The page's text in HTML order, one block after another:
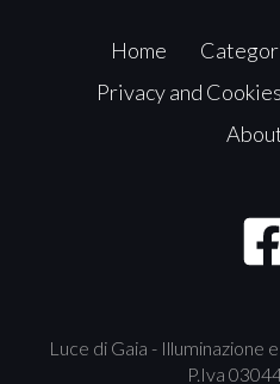
Home
Privacy and Cookies
Luce di Gaia - Illuminazione
P.Iva